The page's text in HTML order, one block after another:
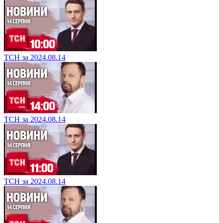
ТСН за 2024.08.14
ТСН за 2024.08.14
ТСН за 2024.08.14